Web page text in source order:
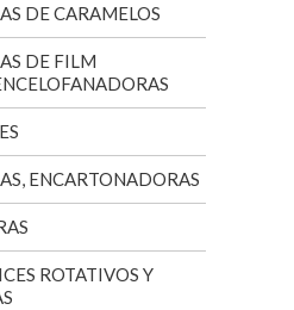
DE CARAMELOS
DE FILM
ENCARTONADORAS
ROTATIVOS Y